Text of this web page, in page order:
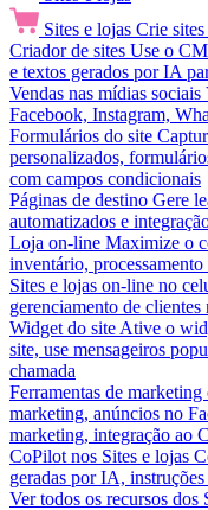
Sites e lojas Crie
Criador de sites Use o
e textos gerados por IA
Vendas nas mídias sociais
Facebook, Instagram,
Formulários do site
personalizados,
com campos condicionais
Páginas de destino Gere
automatizados e
Loja on-line Maximize o
inventário,
Sites e lojas on-line no
gerenciamento de clientes
Widget do site Ative o
site, use mensageiros
chamada
Ferramentas de
marketing, anúncios no
marketing, integração ao
CoPilot nos Sites e lojas
geradas por IA,
Ver todos os recursos dos